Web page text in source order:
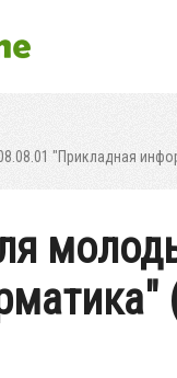
"Прикладная